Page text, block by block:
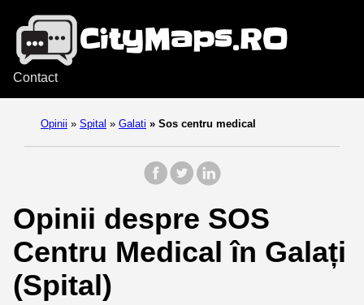
Contact
Opinii » Spital » Galati » Sos centru medical
Opinii despre SOS
Centru Medical în Galați
(Spital)